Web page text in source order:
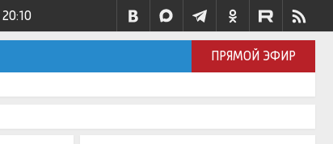
20:10
ПРЯМОЙ ЭФИР